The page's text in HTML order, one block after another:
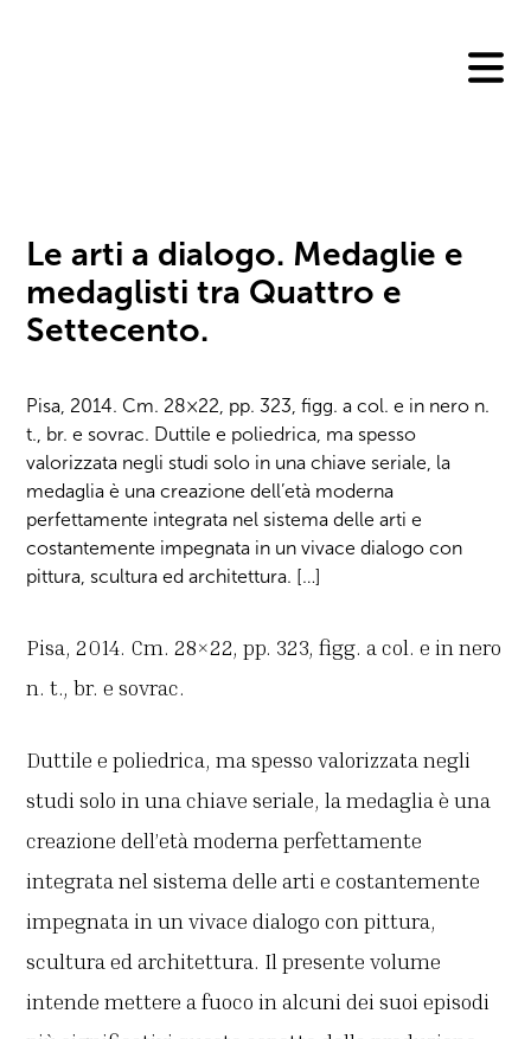
Le arti a dialogo. Medaglie e
medaglisti tra Quattro e
Settecento.
Pisa, 2014. Cm. 28×22, pp. 323, figg. a col. e in nero n.
t., br. e sovrac. Duttile e poliedrica, ma spesso
valorizzata negli studi solo in una chiave seriale, la
medaglia è una creazione dell’età moderna
perfettamente integrata nel sistema delle arti e
costantemente impegnata in un vivace dialogo con
pittura, scultura ed architettura. […]
Pisa, 2014. Cm. 28×22, pp. 323, figg. a col. e in nero
n. t., br. e sovrac.
Duttile e poliedrica, ma spesso valorizzata negli
studi solo in una chiave seriale, la medaglia è una
creazione dell’età moderna perfettamente
integrata nel sistema delle arti e costantemente
impegnata in un vivace dialogo con pittura,
scultura ed architettura. Il presente volume
intende mettere a fuoco in alcuni dei suoi episodi